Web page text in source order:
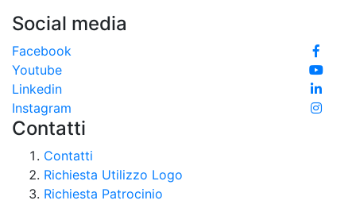
Social media
Facebook
Youtube
Linkedin
Instagram
Contatti
Contatti
Richiesta Utilizzo Logo
Richiesta Patrocinio